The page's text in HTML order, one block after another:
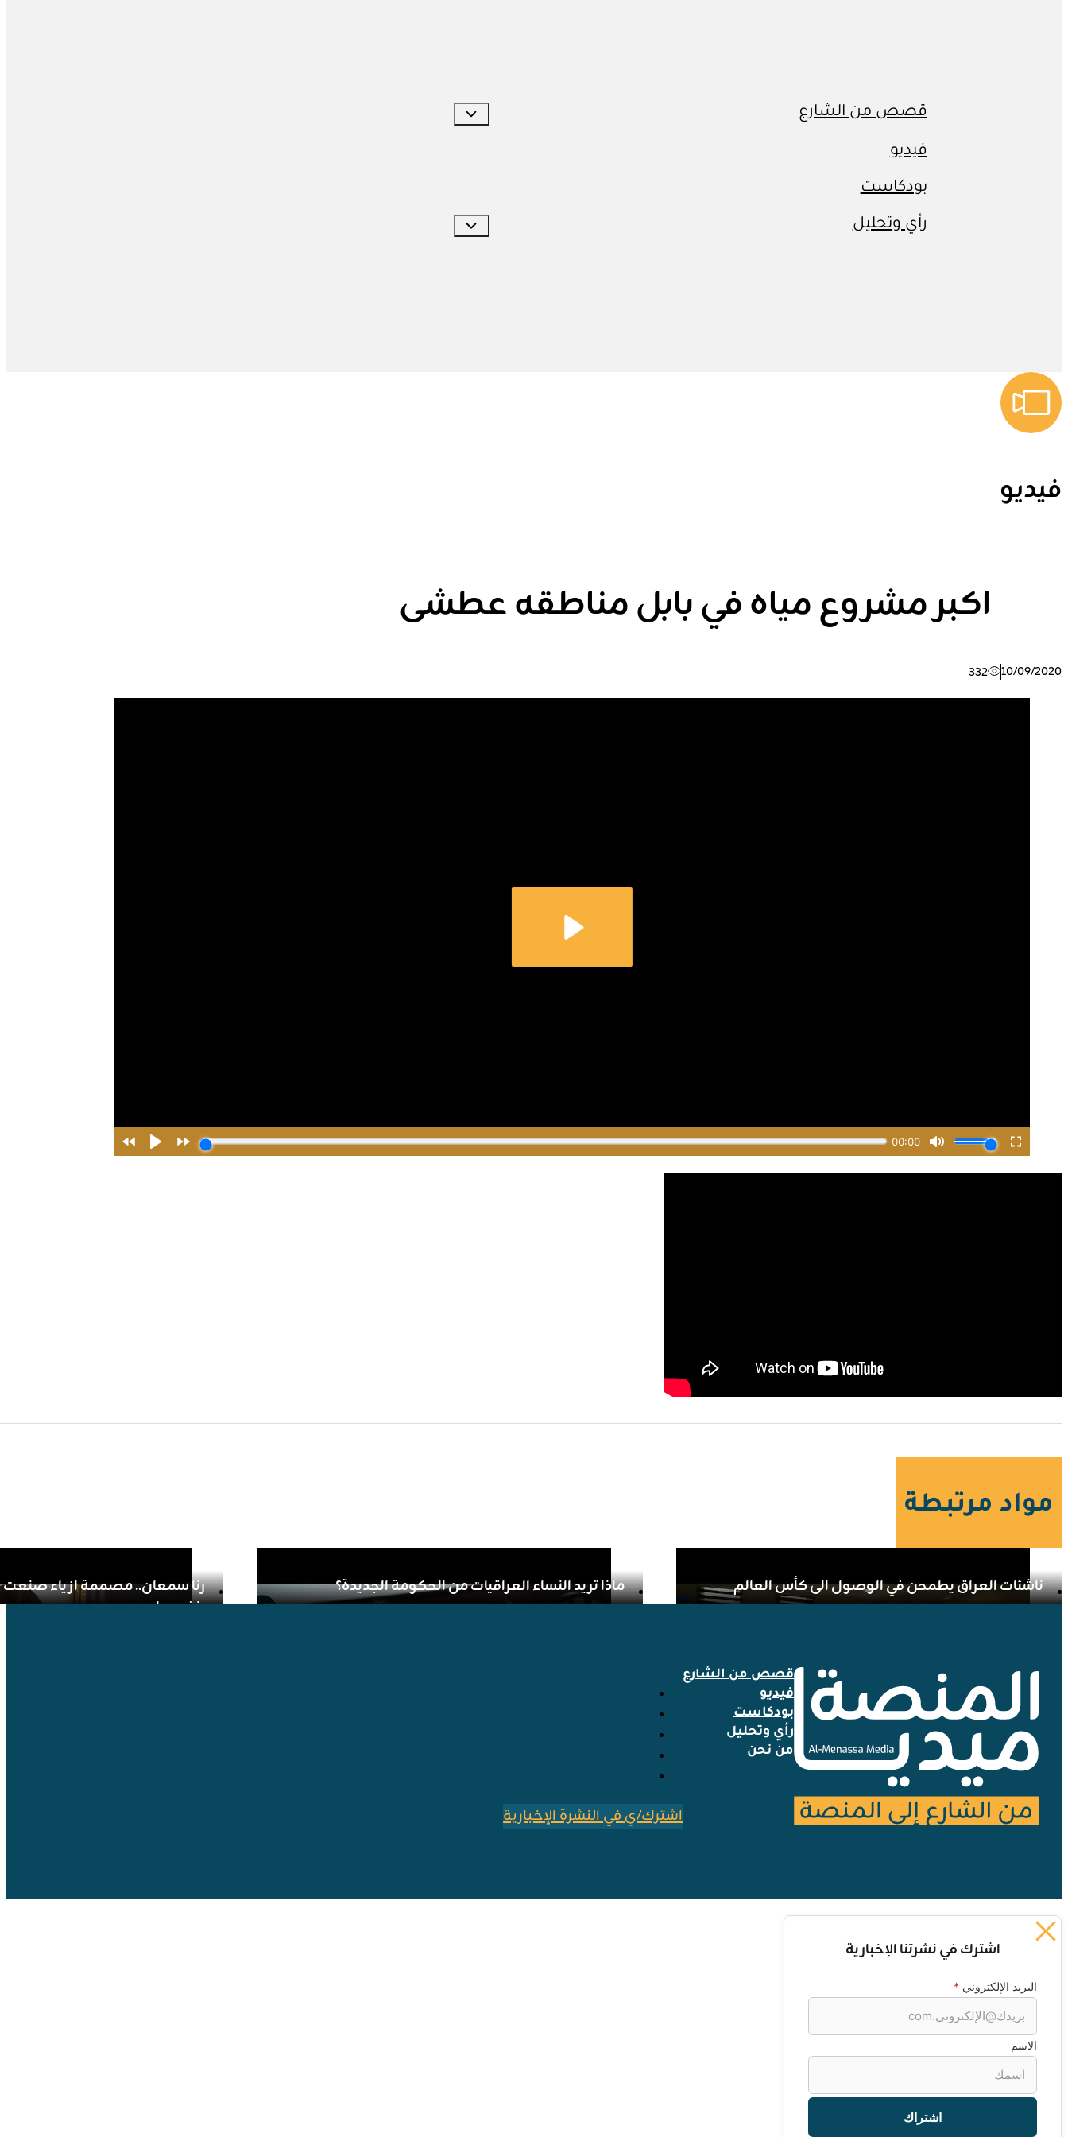
قصص من الشارع
فيديو
بودكاست
رأي وتحليل
فيديو
اكبر مشروع مياه في بابل مناطقه عطشى
10/09/2020
332
مواد مرتبطة
ناشئات العراق يطمحن في الوصول الى كأس العالم ماذا تريد النساء العراقيات من الحكومة الجديدة؟
رنا سمعان.. مصممة ازياء صنعت
بنفسها
قصص من الشارع
فيديو
بودكاست
رأي وتحليل
من نحن
اشترك/ي في النشرة الإخبارية
اشترك في نشرتنا الإخبارية
البريد الإلكتروني *
الاسم
اشتراك